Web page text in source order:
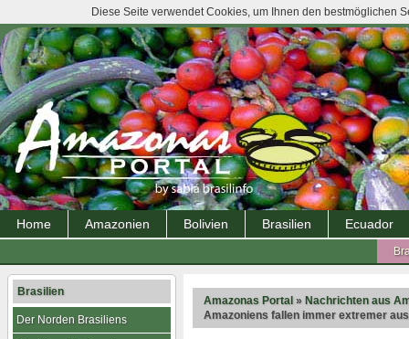
Home Amazonien Bolivien Brasilien Ecuador
Amazonas Portal » Nachrichten aus
Amazoniens fallen immer extremer aus
Brasilien
Der Norden Brasiliens
Diese Seite verwendet Cookies, um Ihnen den bestmöglichen